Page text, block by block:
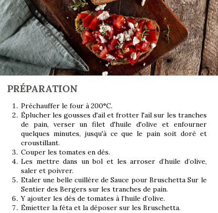
PRÉPARATION
Préchauffer le four à 200°C.
Éplucher les gousses d'ail et frotter l'ail sur les tranches
de pain, verser un filet d'huile d'olive et enfourner
quelques minutes, jusqu'à ce que le pain soit doré et
croustillant.
Couper les tomates en dés.
Les mettre dans un bol et les arroser d’huile d’olive,
saler et poivrer.
Etaler une belle cuillère de Sauce pour Bruschetta Sur le
Sentier des Bergers sur les tranches de pain.
Y ajouter les dés de tomates à l’huile d’olive.
Émietter la féta et la déposer sur les Bruschetta.